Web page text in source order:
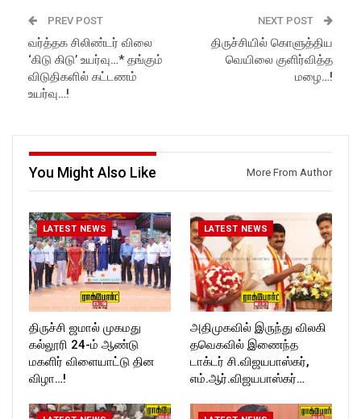
PREV POST
வர்த்தக சிலிண்டர் விலை
‘கிடு கிடு’ உயர்வு…* தங்கும்
விடுதிகளில் கட்டணம்
உயர்வு…!
NEXT POST
திருச்சியில் கொளுத்திய
வெயிலை குளிர்வித்த
மழை…!
You Might Also Like More From Author
LATEST NEWS
திருச்சி ஜமால் முகமது
கல்லூரி 24-ம் ஆண்டு
மகளிர் விளையாட்டு தின
விழா…!
LATEST NEWS
அதிமுகவில் இருந்து விலகி
தவெகவில் இணைந்த
டாக்டர் சி.விஜயபாஸ்கர்,
எம்.ஆர்.விஜயபாஸ்கர்…